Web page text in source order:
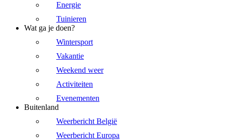
Energie
Tuinieren
Wat ga je doen?
Wintersport
Vakantie
Weekend weer
Activiteiten
Evenementen
Buitenland
Weerbericht België
Weerbericht Europa